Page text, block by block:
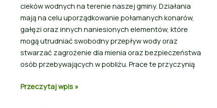
cieków wodnych na terenie naszej gminy. Działania
mają na celu uporządkowanie połamanych konarów,
gałęzi oraz innych naniesionych elementów, które
mogą utrudniać swobodny przepływ wody oraz
stwarzać zagrożenie dla mienia oraz bezpieczeństwa
osób przebywających w pobliżu. Prace te przyczynią
Przeczytaj wpis »